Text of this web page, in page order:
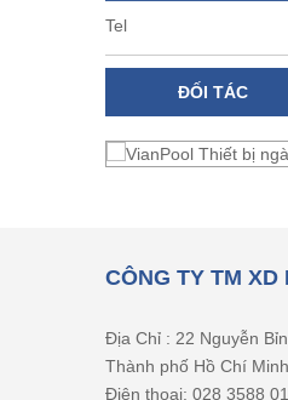
Tel
ĐỐI TÁC
CÔNG TY TM
Địa Chỉ : 22 Nguyễn
Thành phố Hồ Chí Minh
Điện thoại: 028 3588